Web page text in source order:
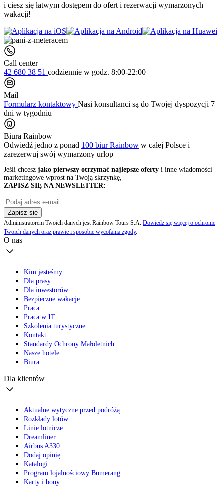
i ciesz się łatwym dostępem do ofert i rezerwacji wymarzonych
wakacji!
Call center
42 680 38 51 codziennie w godz. 8:00-22:00
Mail
Formularz kontaktowy Nasi konsultanci są do Twojej dyspozycji 7
dni w tygodniu
Biura Rainbow
Odwiedź jedno z ponad 100 biur Rainbow w całej Polsce i
zarezerwuj swój wymarzony urlop
Jeśli chcesz jako pierwszy otrzymać najlepsze oferty i inne wiadomości
marketingowe wprost na Twoją skrzynkę,
ZAPISZ SIĘ NA NEWSLETTER:
Zapisz się
Administratorem Twoich danych jest Rainbow Tours S.A. Dowiedz się więcej o ochronie
Twoich danych oraz prawie i sposobie wycofania zgody.
O nas
Kim jesteśmy
Dla prasy
Dla inwestorów
Bezpieczne wakacje
Praca
Praca w IT
Szkolenia turystyczne
Kontakt
Standardy Ochrony Małoletnich
Nasze hotele
Biura
Dla klientów
Aktualne wytyczne przed podróżą
Rozkłady lotów
Linie lotnicze
Dreamliner
Airbus A330
Dodaj opinię
Katalogi
Program lojalnościowy Bumerang
Karty i bony